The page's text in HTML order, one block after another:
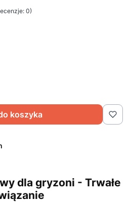
0)
koszyka
dla gryzoni - Trwałe